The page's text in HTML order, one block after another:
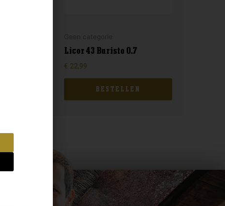
Licor 43 Baristo 0.7
€ 22,99
BESTELLEN